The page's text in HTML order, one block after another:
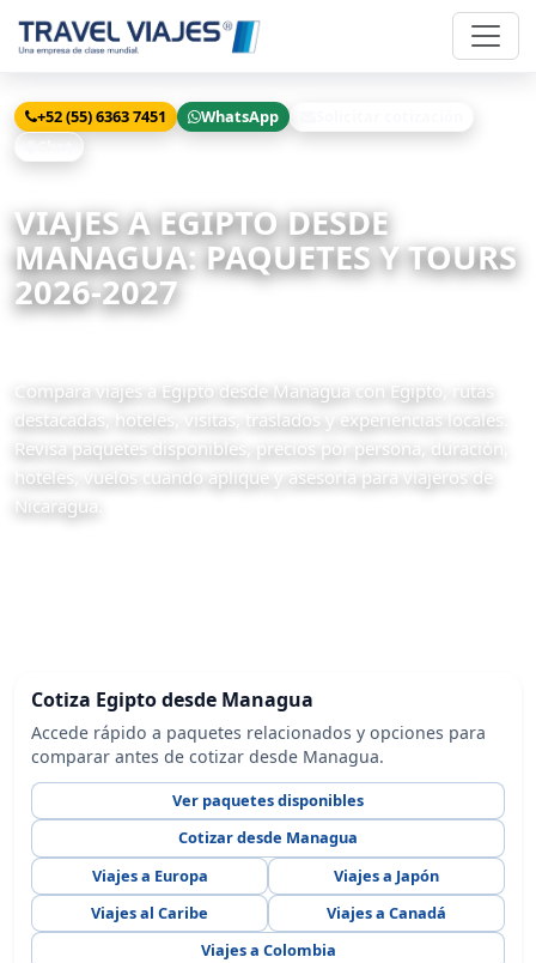
+52 (55) 6363 7451 WhatsApp
VIAJES A EGIPTO DESDE
MANAGUA: PAQUETES Y TOURS
2026-2027
Compara viajes a Egipto desde Managua con Egipto, rutas
destacadas, hoteles, visitas, traslados y experiencias locales.
Revisa paquetes disponibles, precios por persona, duración,
hoteles, vuelos cuando aplique y asesoría para viajeros de
Nicaragua.
Cotiza Egipto desde Managua
Accede rápido a paquetes relacionados y opciones para
comparar antes de cotizar desde Managua.
Ver paquetes disponibles
Cotizar desde Managua
Viajes a Europa
Viajes a Japón
Viajes al Caribe
Viajes a Canadá
Viajes a Colombia